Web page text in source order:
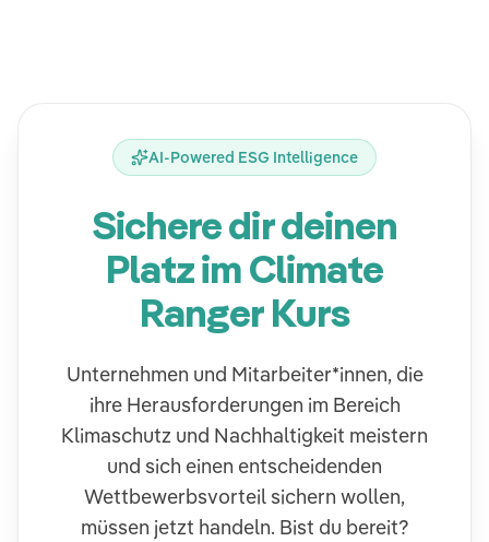
AI-Powered ESG Intelligence
Sichere dir deinen
Platz im Climate
Ranger Kurs
Unternehmen und Mitarbeiter*innen, die
ihre Herausforderungen im Bereich
Klimaschutz und Nachhaltigkeit meistern
und sich einen entscheidenden
Wettbewerbsvorteil sichern wollen,
müssen jetzt handeln. Bist du bereit?